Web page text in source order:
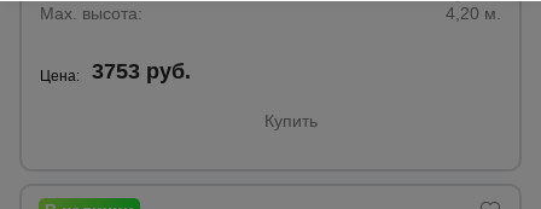
Max. высота:
4,20 м.
Цена: 3753 руб.
Купить